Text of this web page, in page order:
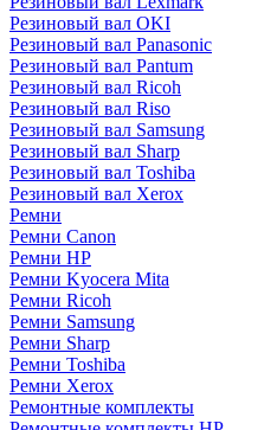
Резиновый вал OKI
Резиновый вал Panasonic
Резиновый вал Pantum
Резиновый вал Ricoh
Резиновый вал Riso
Резиновый вал Samsung
Резиновый вал Sharp
Резиновый вал Toshiba
Резиновый вал Xerox
Ремни
Ремни Canon
Ремни HP
Ремни Kyocera Mita
Ремни Ricoh
Ремни Samsung
Ремни Sharp
Ремни Toshiba
Ремни Xerox
Ремонтные комплекты